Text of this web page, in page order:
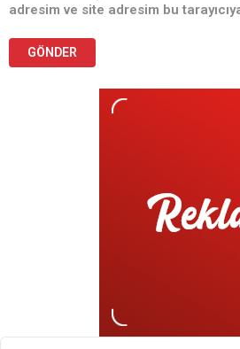
adresim ve site adresim bu